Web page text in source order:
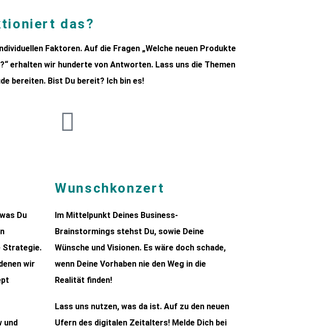
das?
Faktoren. Auf die Fragen „Welche neuen Produkte
erhalten wir hunderte von Antworten. Lass uns die Themen
bereiten. Bist Du bereit? Ich bin es!
Du
Strategie.
wir
und
Wunschkonzert
Im Mittelpunkt Deines Business-
Brainstormings stehst Du, sowie Deine
Wünsche und Visionen. Es wäre doch schade,
wenn Deine Vorhaben nie den Weg in die
Realität finden!
Lass uns nutzen, was da ist. Auf zu den neuen
Ufern des digitalen Zeitalters! Melde Dich bei